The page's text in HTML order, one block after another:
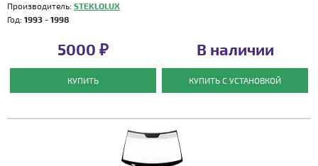
Производитель: STEKLOLUX
Год: 1993 - 1998
5000 ₽
КУПИТЬ
В наличии
КУПИТЬ С УСТАНОВКОЙ